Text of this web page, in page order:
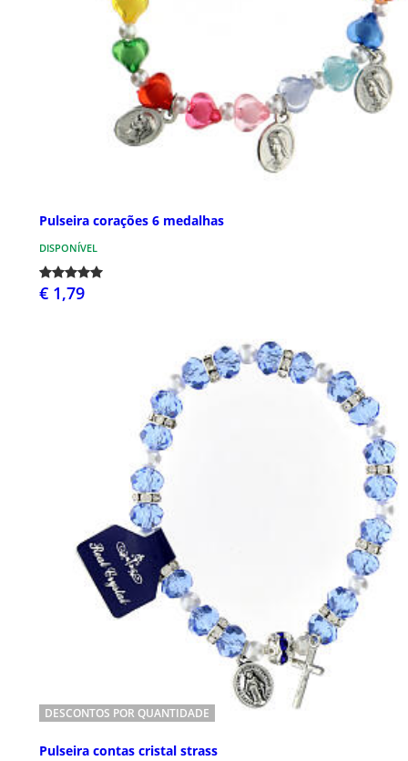
Pulseira corações 6 medalhas
DISPONÍVEL
€ 1,79
DESCONTOS POR QUANTIDADE
Pulseira contas cristal strass